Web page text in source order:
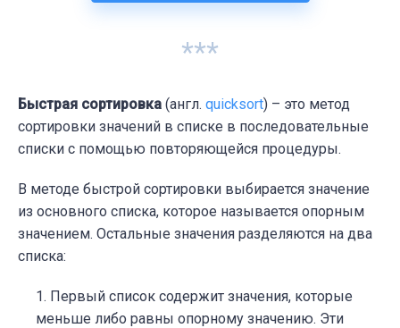
***
Быстрая сортировка (англ. quicksort) – это метод
сортировки значений в списке в последовательные
списки с помощью повторяющейся процедуры.
В методе быстрой сортировки выбирается значение
из основного списка, которое называется опорным
значением. Остальные значения разделяются на два
списка:
Первый список содержит значения, которые
меньше либо равны опорному значению. Эти